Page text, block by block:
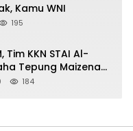
Kamu WNI
195
Tim KKN STAI Al-
Tepung Maizena
184